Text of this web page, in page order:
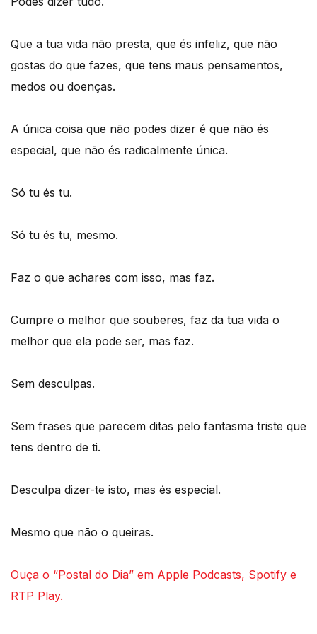
Que a tua vida não presta, que és infeliz, que não
gostas do que fazes, que tens maus pensamentos,
medos ou doenças.
A única coisa que não podes dizer é que não és
especial, que não és radicalmente única.
Só tu és tu.
Só tu és tu, mesmo.
Faz o que achares com isso, mas faz.
Cumpre o melhor que souberes, faz da tua vida o
melhor que ela pode ser, mas faz.
Sem desculpas.
Sem frases que parecem ditas pelo fantasma triste que
tens dentro de ti.
Desculpa dizer-te isto, mas és especial.
Mesmo que não o queiras.
Ouça o “Postal do Dia” em Apple Podcasts, Spotify e
RTP Play.